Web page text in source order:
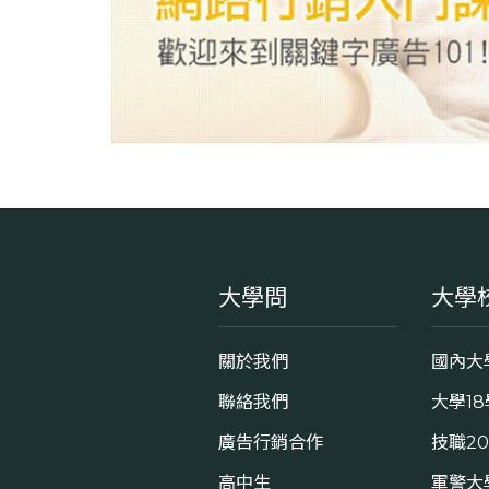
大學問
關於我們
聯絡我們
廣告行銷合作
高中生
大學
國內大
大學
技職
軍警大